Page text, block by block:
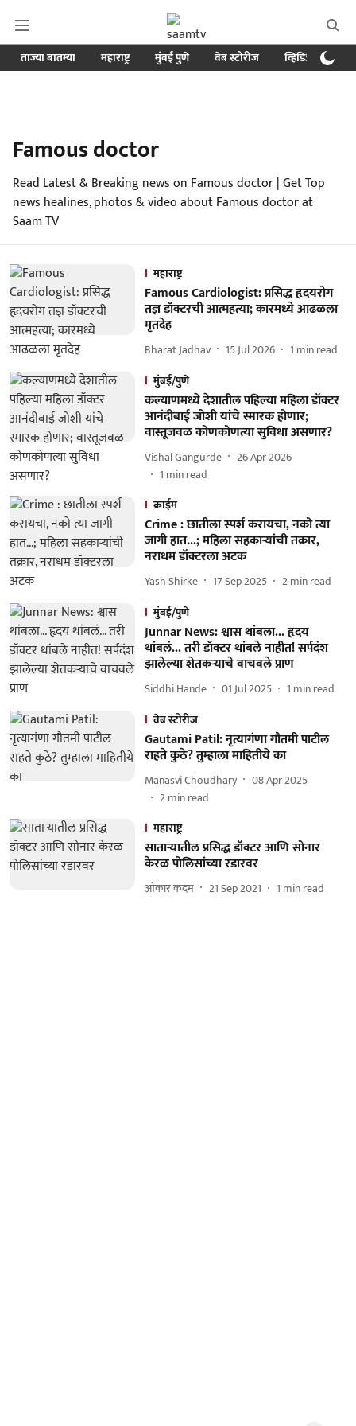
ताज्या बातम्या महाराष्ट्र मुंबई पुणे वेब स्टोरीज व्हिडिओ
Famous doctor
Read Latest & Breaking news on Famous doctor | Get Top
news healines, photos & video about Famous doctor at
Saam TV
महाराष्ट्र
Famous Cardiologist: प्रसिद्ध हृदयरोग
तज्ञ डॉक्टरची आत्महत्या; कारमध्ये आढळला
मृतदेह
Bharat Jadhav 15 Jul 2026 1 min read
मुंबई/पुणे
कल्याणमध्ये देशातील पहिल्या महिला डॉक्टर
आनंदीबाई जोशी यांचे स्मारक होणार;
वास्तूजवळ कोणकोणत्या सुविधा असणार?
Vishal Gangurde
26 Apr 2026
1 min read
क्राईम
Crime : छातीला स्पर्श करायचा, नको त्या
जागी हात...; महिला सहकाऱ्यांची तक्रार,
नराधम डॉक्टरला अटक
Yash Shirke 17 Sep 2025 2min read
मुंबई/पुणे
Junnar News: श्वास थांबला... हृदय
थांबलं... तरी डॉक्टर थांबले नाहीत! सर्पदंश
झालेल्या शेतकऱ्याचे वाचवले प्राण
Siddhi Hande 01 Jul 2025 1 min read
वेब स्टोरीज
Gautami Patil: नृत्यागंणा गौतमी पाटील
राहते कुठे? तुम्हाला माहितीये का
Manasvi Choudhary
08 Apr 2025
2min read
महाराष्ट्र
साताऱ्यातील प्रसिद्ध डॉक्टर आणि सोनार
केरळ पोलिसांच्या रडारवर
ओंकार कदम 21 Sep 2021 1 min read